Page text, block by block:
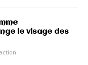
le visage des